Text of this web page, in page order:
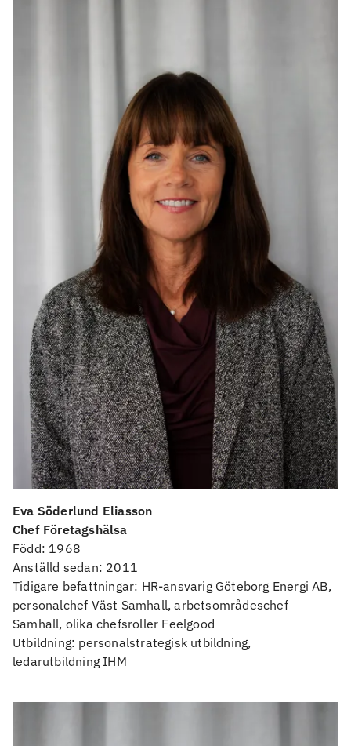
Eva Söderlund Eliasson
Chef Företagshälsa
Född: 1968
Anställd sedan: 2011
Tidigare befattningar: HR-ansvarig Göteborg Energi AB,
personalchef Väst Samhall, arbetsområdeschef
Samhall, olika chefsroller Feelgood
Utbildning: personalstrategisk utbildning,
ledarutbildning IHM